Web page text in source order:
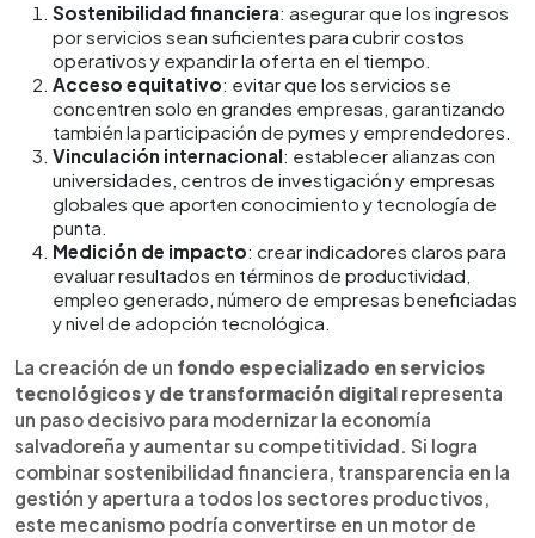
Sostenibilidad financiera: asegurar que los ingresos
por servicios sean suficientes para cubrir costos
operativos y expandir la oferta en el tiempo.
Acceso equitativo: evitar que los servicios se
concentren solo en grandes empresas, garantizando
también la participación de pymes y emprendedores.
Vinculación internacional: establecer alianzas con
universidades, centros de investigación y empresas
globales que aporten conocimiento y tecnología de
punta.
Medición de impacto: crear indicadores claros para
evaluar resultados en términos de productividad,
empleo generado, número de empresas beneficiadas
y nivel de adopción tecnológica.
La creación de un fondo especializado en servicios
tecnológicos y de transformación digital representa
un paso decisivo para modernizar la economía
salvadoreña y aumentar su competitividad. Si logra
combinar sostenibilidad financiera, transparencia en la
gestión y apertura a todos los sectores productivos,
este mecanismo podría convertirse en un motor de